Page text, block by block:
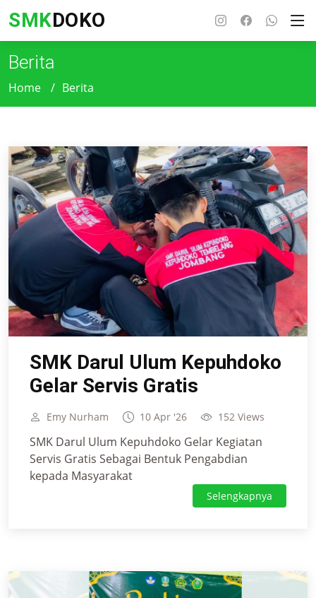
SMKDOKO
Berita
Home Berita
SMK Darul Ulum Kepuhdoko
Gelar Servis Gratis
Emy Nurham 10 Apr '26 152 Views
SMK Darul Ulum Kepuhdoko Gelar Kegiatan
Servis Gratis Sebagai Bentuk Pengabdian
kepada Masyarakat
Selengkapnya